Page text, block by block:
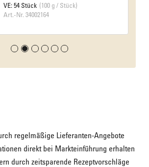
VE: 54 Stück (100 g / Stück)
Art.-Nr. 34002164
regelmäßige Lieferanten-Angebote
direkt bei Markteinführung erhalten
durch zeitsparende Rezeptvorschläge